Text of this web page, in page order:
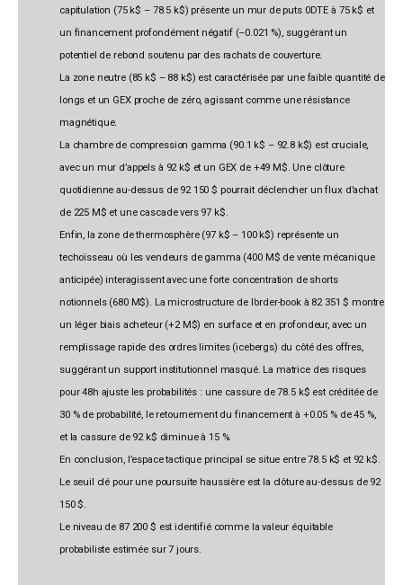
capitulation (75 k$ – 78.5 k$) présente un mur de puts 0DTE à 75 k$ et
un financement profondément négatif (–0.021 %), suggérant un
potentiel de rebond soutenu par des rachats de couverture.
La zone neutre (85 k$ – 88 k$) est caractérisée par une faible quantité de
longs et un GEX proche de zéro, agissant comme une résistance
magnétique.
La chambre de compression gamma (90.1 k$ – 92.8 k$) est cruciale,
avec un mur d’appels à 92 k$ et un GEX de +49 M$. Une clôture
quotidienne au-dessus de 92 150 $ pourrait déclencher un flux d’achat
de 225 M$ et une cascade vers 97 k$.
Enfin, la zone de thermosphère (97 k$ – 100 k$) représente un
techoïsseau où les vendeurs de gamma (400 M$ de vente mécanique
anticipée) interagissent avec une forte concentration de shorts
notionnels (680 M$). La microstructure de l’order-book à 82 351 $ montre
un léger biais acheteur (+2 M$) en surface et en profondeur, avec un
remplissage rapide des ordres limites (icebergs) du côté des offres,
suggérant un support institutionnel masqué. La matrice des risques
pour 48h ajuste les probabilités : une cassure de 78.5 k$ est créditée de
30 % de probabilité, le retournement du financement à +0.05 % de 45 %,
et la cassure de 92 k$ diminue à 15 %.
En conclusion, l’espace tactique principal se situe entre 78.5 k$ et 92 k$.
Le seuil clé pour une poursuite haussière est la clôture au-dessus de 92
150 $.
Le niveau de 87 200 $ est identifié comme la valeur équitable
probabiliste estimée sur 7 jours.